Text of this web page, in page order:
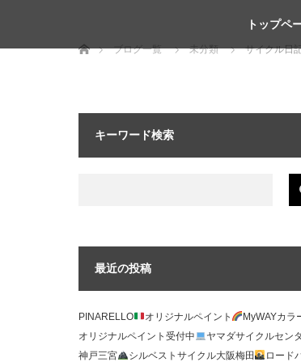
トップペ
ブログ一覧
未分類 サイクル日
キーワード検索
最近の投稿
PINARELLO オリジナルペイント
MyWAYカラ
オリジナルペイント受付中
ヤマダサイクルセン
神戸三宮
シルベストサイクル大阪梅田
ロード